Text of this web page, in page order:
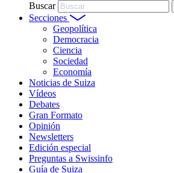
Buscar
Secciones
Geopolítica
Democracia
Ciencia
Sociedad
Economía
Noticias de Suiza
Vídeos
Debates
Gran Formato
Opinión
Newsletters
Edición especial
Preguntas a Swissinfo
Guía de Suiza